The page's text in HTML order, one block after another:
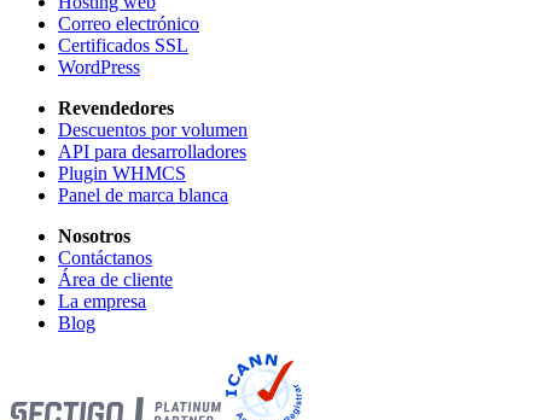
Correo electrónico
Certificados SSL
WordPress
Revendedores
Descuentos por volumen
API para desarrolladores
Plugin WHMCS
Panel de marca blanca
Nosotros
Contáctanos
Área de cliente
La empresa
Blog